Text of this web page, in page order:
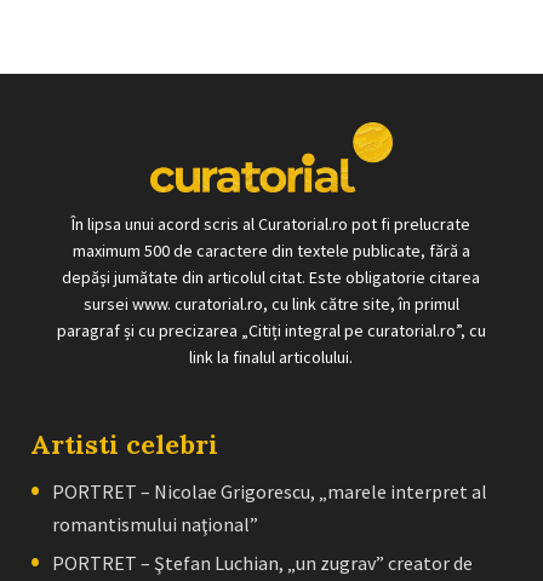
În lipsa unui acord scris al Curatorial.ro pot fi prelucrate
maximum 500 de caractere din textele publicate, fără a
depăși jumătate din articolul citat. Este obligatorie citarea
sursei www. curatorial.ro, cu link către site, în primul
paragraf și cu precizarea „Citiți integral pe curatorial.ro”, cu
link la finalul articolului.
Artisti celebri
PORTRET – Nicolae Grigorescu, „marele interpret al
romantismului naţional”
PORTRET – Ştefan Luchian, „un zugrav” creator de